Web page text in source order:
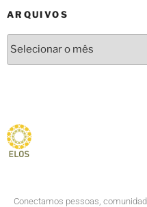
ARQUIVOS
Conectamos pessoas,